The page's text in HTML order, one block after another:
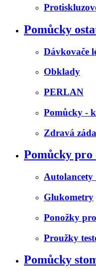
Pomůcky
Dávkovače
Obklady
PERLAN
Pomůcky -
Zdravá
Pomůcky
Autolancety
Glukometry
Ponožky
Proužky
Pomůcky